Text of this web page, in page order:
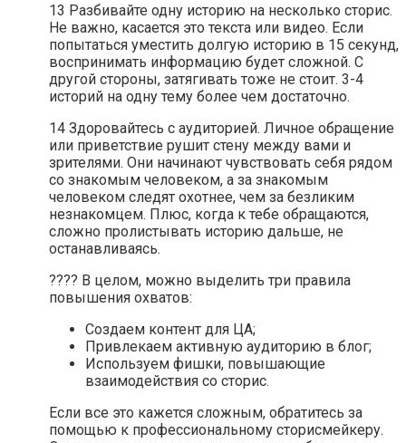
13 Разбивайте одну историю на несколько сторис.
Не важно, касается это текста или видео. Если
попытаться уместить долгую историю в 15 секунд,
воспринимать информацию будет сложной. С
другой стороны, затягивать тоже не стоит. 3-4
историй на одну тему более чем достаточно.
14 Здоровайтесь с аудиторией. Личное обращение
или приветствие рушит стену между вами и
зрителями. Они начинают чувствовать себя рядом
со знакомым человеком, а за знакомым
человеком следят охотнее, чем за безликим
незнакомцем. Плюс, когда к тебе обращаются,
сложно пролистывать историю дальше, не
останавливаясь.
???? В целом, можно выделить три правила
повышения охватов:
Создаем контент для ЦА;
Привлекаем активную аудиторию в блог;
Используем фишки, повышающие
взаимодействия со сторис.
Если все это кажется сложным, обратитесь за
помощью к профессиональному сторисмейкеру.